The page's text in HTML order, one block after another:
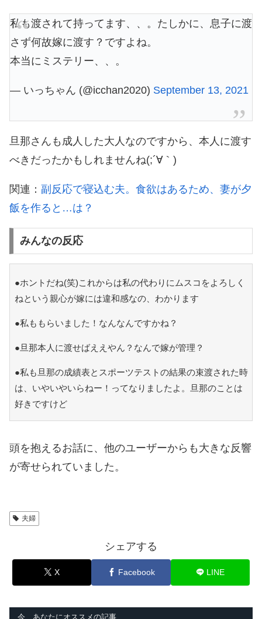
私も渡されて持ってます、、。たしかに、息子に渡
さず何故嫁に渡す？ですよね。
本当にミステリー、、。
— いっちゃん (@icchan2020) September 13, 2021
旦那さんも成人した大人なのですから、本人に渡す
べきだったかもしれませんね(;´∀｀)
関連： 副反応で寝込む夫。食欲はあるため、妻が夕
飯を作ると…は？
みんなの反応
●ホントだね(笑)これからは私の代わりにムスコをよろしく
ねという親心が嫁には違和感なの、わかります
●私ももらいました！なんなんですかね？
●旦那本人に渡せばええやん？なんで嫁が管理？
●私も旦那の成績表とスポーツテストの結果の束渡された時
は、いやいやいらねー！ってなりましたよ。旦那のことは
好きですけど
頭を抱えるお話に、他のユーザーからも大きな反響
が寄せられていました。
夫婦
シェアする
X Facebook LINE
今、あなたにオススメの記事